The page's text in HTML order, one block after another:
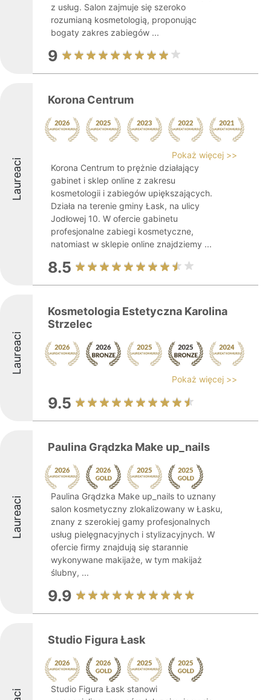
z usług. Salon zajmuje się szeroko
rozumianą kosmetologią, proponując
bogaty zakres zabiegów ...
9
Laureaci
Korona Centrum
Pokaż więcej >>
Korona Centrum to prężnie działający
gabinet i sklep online z zakresu
kosmetologii i zabiegów upiększających.
Działa na terenie gminy Łask, na ulicy
Jodłowej 10. W ofercie gabinetu
profesjonalne zabiegi kosmetyczne,
natomiast w sklepie online znajdziemy ...
8.5
Laureaci
Kosmetologia Estetyczna Karolina
Strzelec
Pokaż więcej >>
9.5
Laureaci
Paulina Grądzka Make up_nails
Paulina Grądzka Make up_nails to uznany
salon kosmetyczny zlokalizowany w Łasku,
znany z szerokiej gamy profesjonalnych
usług pielęgnacyjnych i stylizacyjnych. W
ofercie firmy znajdują się starannie
wykonywane makijaże, w tym makijaż
ślubny, ...
9.9
Studio Figura Łask
Studio Figura Łask stanowi